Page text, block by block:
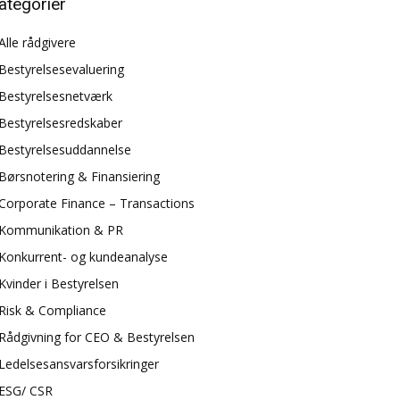
rådgivere
& Finansiering
Finance – Transactions
& PR
og kundeanalyse
i Bestyrelsen
& Compliance
for CEO & Bestyrelsen
CSR